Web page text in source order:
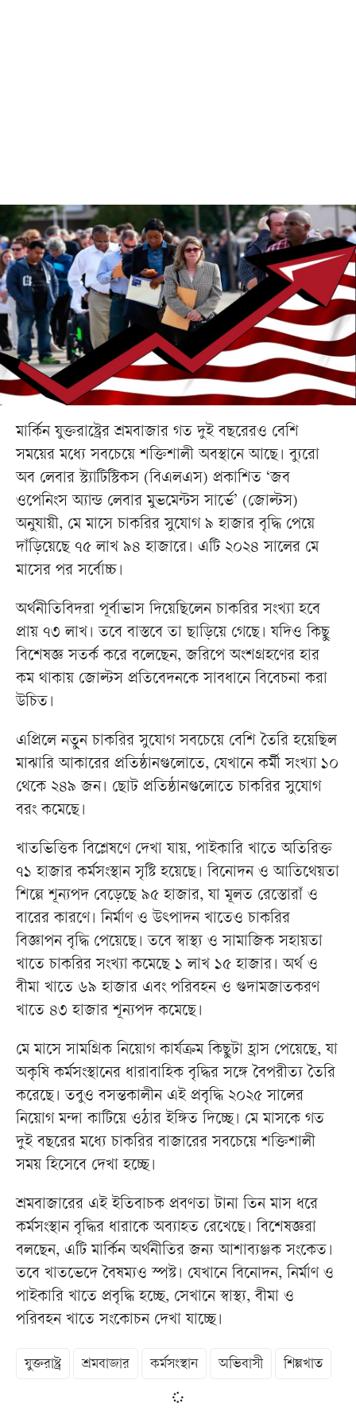
মার্কিন যুক্তরাষ্ট্রের শ্রমবাজার গত দুই বছরেরও বেশি
সময়ের মধ্যে সবচেয়ে শক্তিশালী অবস্থানে আছে। ব্যুরো
অব লেবার স্ট্যাটিস্টিকস (বিএলএস) প্রকাশিত ‘জব
ওপেনিংস অ্যান্ড লেবার মুভমেন্টস সার্ভে’ (জোল্টস)
অনুযায়ী, মে মাসে চাকরির সুযোগ ৯ হাজার বৃদ্ধি পেয়ে
দাঁড়িয়েছে ৭৫ লাখ ৯৪ হাজারে। এটি ২০২৪ সালের মে
মাসের পর সর্বোচ্চ।
অর্থনীতিবিদরা পূর্বাভাস দিয়েছিলেন চাকরির সংখ্যা হবে
প্রায় ৭৩ লাখ। তবে বাস্তবে তা ছাড়িয়ে গেছে। যদিও কিছু
বিশেষজ্ঞ সতর্ক করে বলেছেন, জরিপে অংশগ্রহণের হার
কম থাকায় জোল্টস প্রতিবেদনকে সাবধানে বিবেচনা করা
উচিত।
এপ্রিলে নতুন চাকরির সুযোগ সবচেয়ে বেশি তৈরি হয়েছিল
মাঝারি আকারের প্রতিষ্ঠানগুলোতে, যেখানে কর্মী সংখ্যা ১০
থেকে ২৪৯ জন। ছোট প্রতিষ্ঠানগুলোতে চাকরির সুযোগ
বরং কমেছে।
খাতভিত্তিক বিশ্লেষণে দেখা যায়, পাইকারি খাতে অতিরিক্ত
৭১ হাজার কর্মসংস্থান সৃষ্টি হয়েছে। বিনোদন ও আতিথেয়তা
শিল্পে শূন্যপদ বেড়েছে ৯৫ হাজার, যা মূলত রেস্তোরাঁ ও
বারের কারণে। নির্মাণ ও উৎপাদন খাতেও চাকরির
বিজ্ঞাপন বৃদ্ধি পেয়েছে। তবে স্বাস্থ্য ও সামাজিক সহায়তা
খাতে চাকরির সংখ্যা কমেছে ১ লাখ ১৫ হাজার। অর্থ ও
বীমা খাতে ৬৯ হাজার এবং পরিবহন ও গুদামজাতকরণ
খাতে ৪৩ হাজার শূন্যপদ কমেছে।
মে মাসে সামগ্রিক নিয়োগ কার্যক্রম কিছুটা হ্রাস পেয়েছে, যা
অকৃষি কর্মসংস্থানের ধারাবাহিক বৃদ্ধির সঙ্গে বৈপরীত্য তৈরি
করেছে। তবুও বসন্তকালীন এই প্রবৃদ্ধি ২০২৫ সালের
নিয়োগ মন্দা কাটিয়ে ওঠার ইঙ্গিত দিচ্ছে। মে মাসকে গত
দুই বছরের মধ্যে চাকরির বাজারের সবচেয়ে শক্তিশালী
সময় হিসেবে দেখা হচ্ছে।
শ্রমবাজারের এই ইতিবাচক প্রবণতা টানা তিন মাস ধরে
কর্মসংস্থান বৃদ্ধির ধারাকে অব্যাহত রেখেছে। বিশেষজ্ঞরা
বলছেন, এটি মার্কিন অর্থনীতির জন্য আশাব্যঞ্জক সংকেত।
তবে খাতভেদে বৈষম্যও স্পষ্ট। যেখানে বিনোদন, নির্মাণ ও
পাইকারি খাতে প্রবৃদ্ধি হচ্ছে, সেখানে স্বাস্থ্য, বীমা ও
পরিবহন খাতে সংকোচন দেখা যাচ্ছে।
যুক্তরাষ্ট্র শ্রমবাজার কর্মসংস্থান অভিবাসী শিল্পখাত